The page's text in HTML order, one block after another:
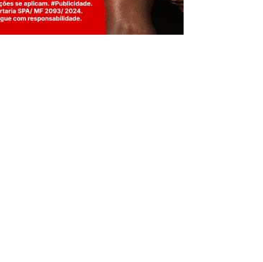
Jogue com responsabilidade. 18+